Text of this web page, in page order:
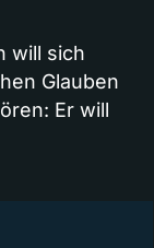
will sich
Glauben
Er will